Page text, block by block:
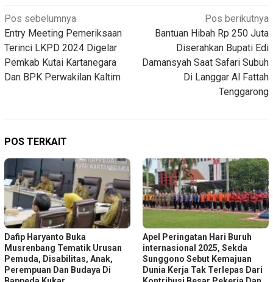
Navigasi
pos
Pos sebelumnya
Entry Meeting Pemeriksaan
Terinci LKPD 2024 Digelar
Pemkab Kutai Kartanegara
Dan BPK Perwakilan Kaltim
Pos berikutnya
Bantuan Hibah Rp 250 Juta
Diserahkan Bupati Edi
Damansyah Saat Safari Subuh
Di Langgar Al Fattah
Tenggarong
POS TERKAIT
Dafip Haryanto Buka
Musrenbang Tematik Urusan
Pemuda, Disabilitas, Anak,
Perempuan Dan Budaya Di
Apel Peringatan Hari Buruh
internasional 2025, Sekda
Sunggono Sebut Kemajuan
Dunia Kerja Tak Terlepas Dari